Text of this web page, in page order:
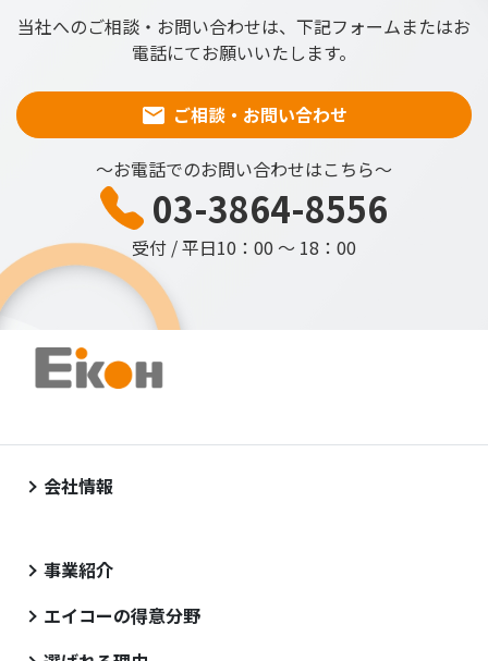
当社へのご相談・お問い合わせは、下記フォームまたはお
電話にてお願いいたします。
～お電話でのお問い合わせはこちら～
03-3864-8556
受付 / 平日10：00 ～ 18：00
ご相談・お問い合わせ
会社情報
事業紹介
エイコーの得意分野